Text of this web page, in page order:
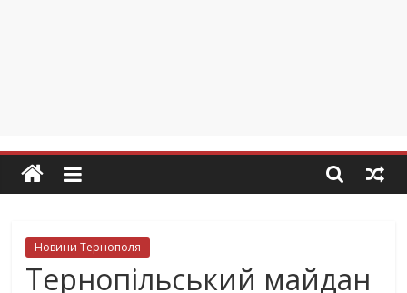
Новини Тернополя
Тернопільський майдан